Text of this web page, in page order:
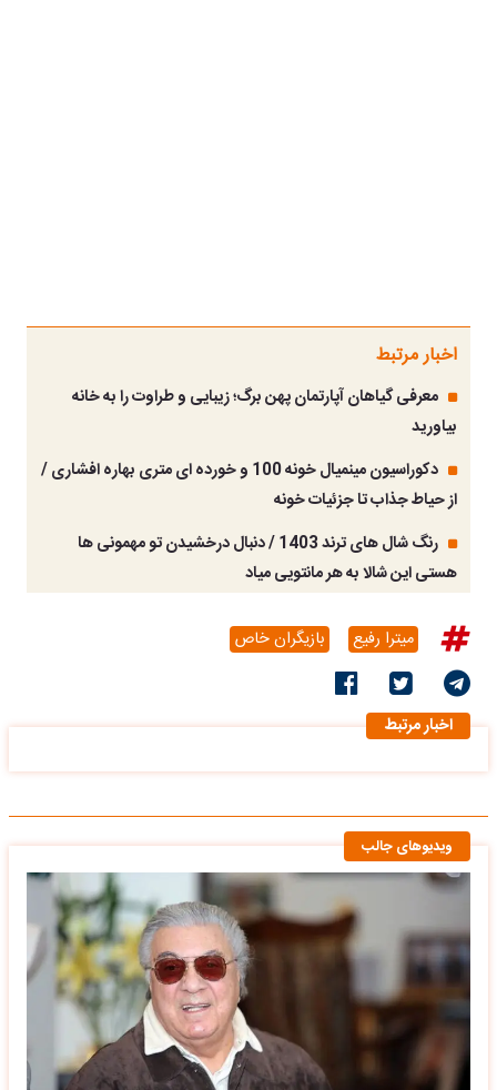
اخبار مرتبط
معرفی گیاهان آپارتمان پهن برگ؛ زیبایی و طراوت را به خانه
بیاورید
دکوراسیون مینمیال خونه 100 و خورده ای متری بهاره افشاری /
از حیاط جذاب تا جزئیات خونه
رنگ شال های ترند 1403 / دنبال درخشیدن تو مهمونی ها
هستی این شالا به هر مانتویی میاد
میترا رفیع بازیگران خاص
اخبار مرتبط
ویدیوهای جالب